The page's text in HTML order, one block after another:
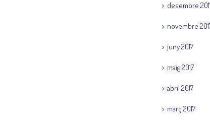
desembre
novembre
juny 2017
maig 2017
abril 2017
març 2017